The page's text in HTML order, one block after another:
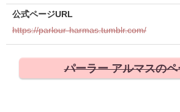
公式ページURL
https://parlour-harmas.tumblr.com/
パーラー アルマスのペ